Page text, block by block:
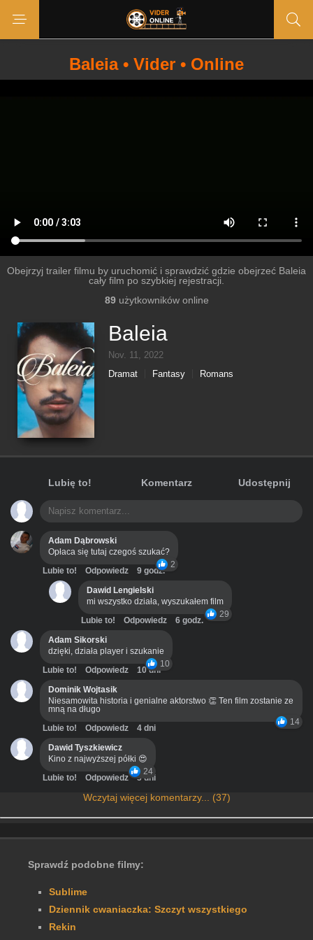
Baleia • Vider • Online
Obejrzyj trailer filmu by uruchomić i sprawdzić gdzie obejrzeć Baleia
cały film po szybkiej rejestracji.
89użytkowników online
Baleia
Nov. 11, 2022
Dramat
Fantasy Romans
Lubię to! Komentarz Udostępnij
Adam Dąbrowski
Opłaca się tutaj czegoś szukać?
2
Lubie to! Odpowiedz
9 godz.
Dawid Lengielski
mi wszystko działa, wyszukałem film
29
Lubie to! Odpowiedz
6 godz.
Adam Sikorski
dzięki, działa player i szukanie
10
Lubie to! Odpowiedz
10 dni
Dominik Wojtasik
Niesamowita historia i genialne aktorstwo 👏 Ten film zostanie ze
mną na długo
14
Lubie to! Odpowiedz
4 dni
Dawid Tyszkiewicz
Kino z najwyższej półki 😍
24
Lubie to! Odpowiedz 3 dni
Wczytaj więcej komentarzy... (37)
Sprawdź podobne filmy:
Sublime
Dziennik cwaniaczka: Szczyt wszystkiego
Rekin